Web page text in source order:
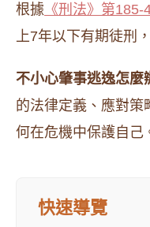
根據 《刑法》第185-
上7年以下有期徒刑
不小心肇事逃逸怎麼
的法律定義、應對策
何在危機中保護自己
快速導覽